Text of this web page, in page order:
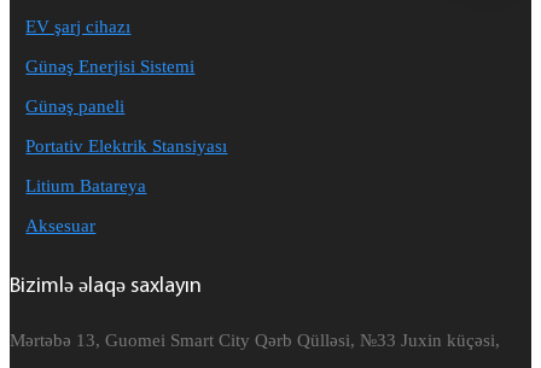
EV şarj cihazı
Günəş Enerjisi Sistemi
Günəş paneli
Portativ Elektrik Stansiyası
Litium Batareya
Aksesuar
Bizimlə əlaqə saxlayın
Mərtəbə 13, Guomei Smart City Qərb Qülləsi, №33 Juxin küçəsi,